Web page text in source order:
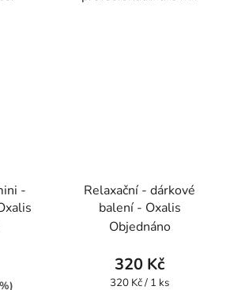
-
Relaxační - dárkové
balení - Oxalis
Objednáno
320 Kč
Měrná
320 Kč / 1 ks